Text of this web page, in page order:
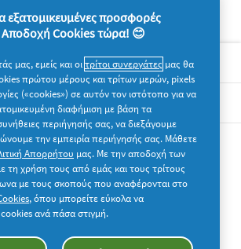
Με την επιφύλαξη παντός
εξατομικευμένες προσφορές
Αποδοχή Cookies τώρα! 😊
μας, εμείς και οιτρίτοι συνεργάτες μας θα
πρώτου μέρους και τρίτων μερών, pixels
(«cookies») σε αυτόν τον ιστότοπο για να
διαφήμιση με βάση τα
περιήγησής σας, να διεξάγουμε
την εμπειρία περιήγησής σας. Μάθετε
Απορρήτου μας. Με την αποδοχή των
τη χρήση τους από εμάς και τους τρίτους
με τους σκοπούς που αναφέρονται στο
, όπου μπορείτε εύκολα να
ανά πάσα στιγμή.